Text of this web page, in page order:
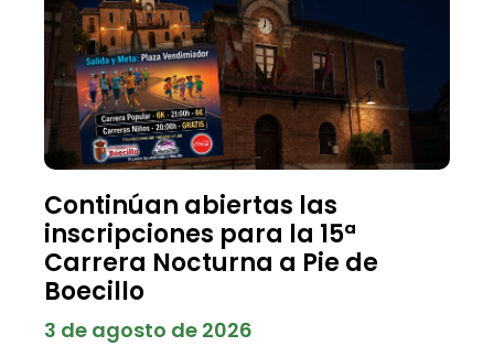
Continúan abiertas las
inscripciones para la 15ª
Carrera Nocturna a Pie de
Boecillo
3 de agosto de 2026